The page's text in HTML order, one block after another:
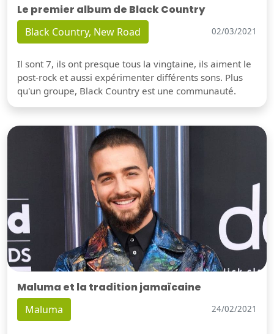
Le premier album de Black Country
Black Country, New Road 02/03/2021
Il sont 7, ils ont presque tous la vingtaine, ils aiment le
post-rock et aussi expérimenter différents sons. Plus
qu'un groupe, Black Country est une communauté.
Maluma et la tradition jamaïcaine
Maluma 24/02/2021